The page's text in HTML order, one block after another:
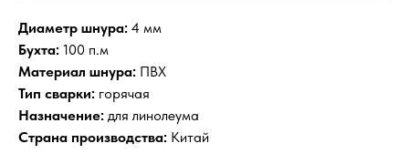
Диаметр шнура: 4 мм
Бухта: 100 п.м
Материал шнура: ПВХ
Тип сварки: горячая
Назначение: для линолеума
Страна производства: Китай